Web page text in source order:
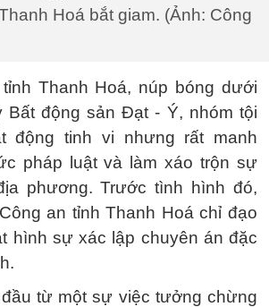
Hoá bắt giam. (Ảnh: Công
Thanh Hoá, núp bóng dưới
Bất động sản Đạt - Ý, nhóm tội
động tinh vi nhưng rất manh
pháp luật và làm xáo trộn sự
phương. Trước tình hình đó,
an tỉnh Thanh Hoá chỉ đạo
hình sự xác lập chuyên án đặc
từ một sự việc tưởng chừng